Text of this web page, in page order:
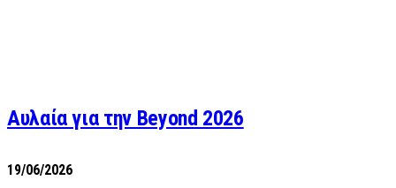
Αυλαία για την Beyond 2026
19/06/2026